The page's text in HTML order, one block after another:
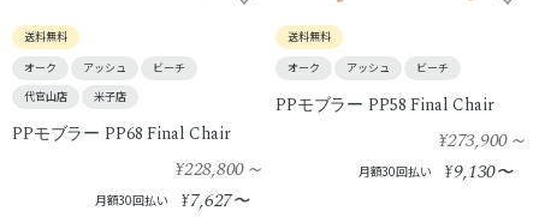
送料無料
オーク
アッシュ
ビーチ
代官山店
米子店
PPモブラー PP68 Final Chair
¥228,800～
月額30回払い ¥7,627〜
送料無料
オーク
アッシュ ビーチ
PPモブラー PP58 Final Chair
¥273,900～
月額30回払い ¥9,130〜